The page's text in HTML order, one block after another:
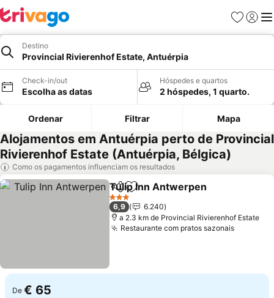
Favoritos
Iniciar
Destino
Provincial Rivierenhof Estate, Antuérpia
Check-in/out
Escolha as datas
Hóspedes e quartos
2 hóspedes, 1 quarto.
Ordenar Filtrar Mapa
Alojamentos em Antuérpia perto de Provincial
Rivierenhof Estate (Antuérpia, Bélgica)
Como os pagamentos influenciam os resultados
PartilharAdicionar aos favoritos
Tulip Inn Antwerpen
3 Estrelas
6,9
6.240
a 2.3 km de Provincial Rivierenhof Estate
Restaurante com pratos sazonaisVer
De € 65